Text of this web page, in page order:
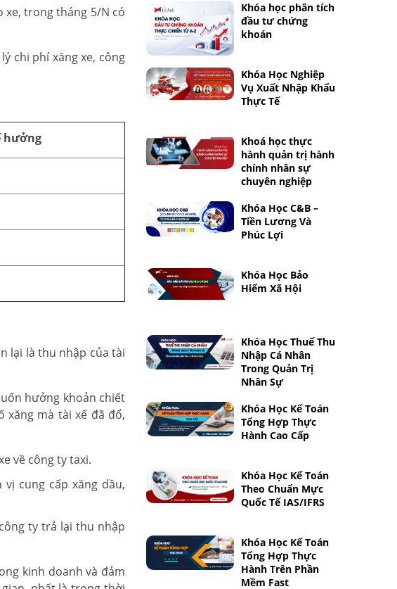
xe, trong tháng 5/N có
chi phí xăng xe, công
hưởng
lại là thu nhập của tài
hưởng khoản chiết
xăng mà tài xế đã đổ,
về công ty taxi.
cung cấp xăng dầu,
ty trả lại thu nhập
kinh doanh và đảm
Khóa học phân tích
đầu tư chứng
khoán
Khóa Học Nghiệp
Vụ Xuất Nhập Khẩu
Thực Tế
Khoá học thực
hành quản trị hành
chính nhân sự
chuyên nghiệp
Khóa Học C&B –
Tiền Lương Và
Phúc Lợi
Khóa Học Bảo
Hiểm Xã Hội
Khóa Học Thuế Thu
Nhập Cá Nhân
Trong Quản Trị
Nhân Sự
Khóa Học Kế Toán
Tổng Hợp Thực
Hành Cao Cấp
Khóa Học Kế Toán
Theo Chuẩn Mực
Quốc Tế IAS/IFRS
Khóa Học Kế Toán
Tổng Hợp Thực
Hành Trên Phần
Mềm Fast